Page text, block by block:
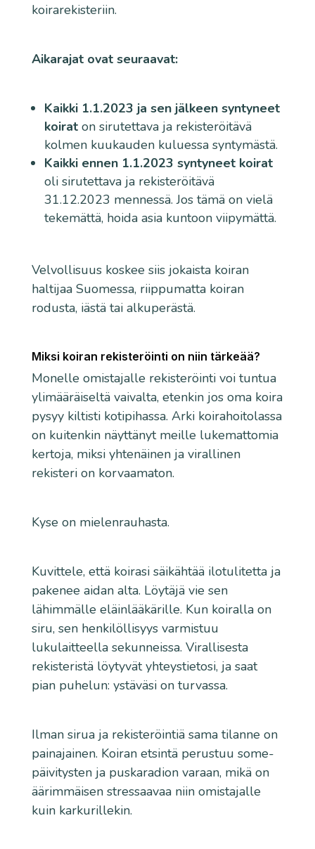
koirarekisteriin.
Aikarajat ovat seuraavat:
Kaikki 1.1.2023 ja sen jälkeen syntyneet
koiraton sirutettava ja rekisteröitävä
kolmen kuukauden kuluessa syntymästä.
Kaikki ennen 1.1.2023 syntyneet koirat
oli sirutettava ja rekisteröitävä
31.12.2023 mennessä. Jos tämä on vielä
tekemättä, hoida asia kuntoon viipymättä.
Velvollisuus koskee siis jokaista koiran
haltijaa Suomessa, riippumatta koiran
rodusta, iästä tai alkuperästä.
Miksi koiran rekisteröinti on niin tärkeää?
Monelle omistajalle rekisteröinti voi tuntua
ylimääräiseltä vaivalta, etenkin jos oma koira
pysyy kiltisti kotipihassa. Arki koirahoitolassa
on kuitenkin näyttänyt meille lukemattomia
kertoja, miksi yhtenäinen ja virallinen
rekisteri on korvaamaton.
Kyse on mielenrauhasta.
Kuvittele, että koirasi säikähtää ilotulitetta ja
pakenee aidan alta. Löytäjä vie sen
lähimmälle eläinlääkärille. Kun koiralla on
siru, sen henkilöllisyys varmistuu
lukulaitteella sekunneissa. Virallisesta
rekisteristä löytyvät yhteystietosi, ja saat
pian puhelun: ystäväsi on turvassa.
Ilman sirua ja rekisteröintiä sama tilanne on
painajainen. Koiran etsintä perustuu some-
päivitysten ja puskaradion varaan, mikä on
äärimmäisen stressaavaa niin omistajalle
kuin karkurillekin.